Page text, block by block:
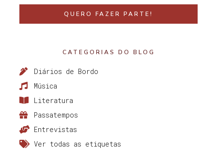
QUERO FAZER PARTE!
CATEGORIAS DO BLOG
Diários de Bordo
Música
Literatura
Passatempos
Entrevistas
Ver todas as etiquetas